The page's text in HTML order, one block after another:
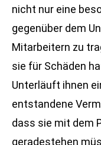
nicht nur eine
gegenüber dem
Mitarbeitern zu
sie für Schäden
Unterläuft ihnen
entstandene
dass sie mit dem
geradestehen